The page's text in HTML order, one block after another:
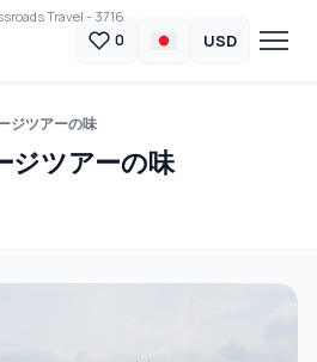
Travel - 3716
0 USD
ジツアーの味
ジツアーの味